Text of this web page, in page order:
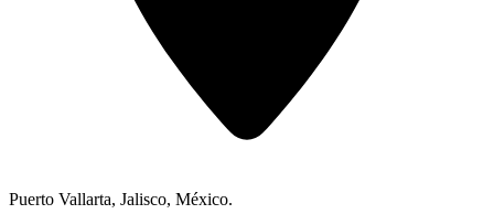
Puerto Vallarta, Jalisco, México.